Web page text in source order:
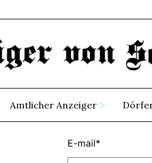
Amtlicher Anzeiger
E-mail*